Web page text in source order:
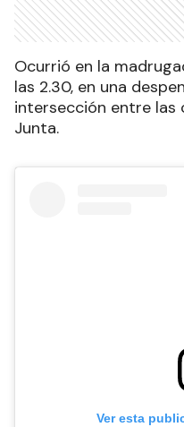
Ocurrió en la
las 2.30, en una
intersección entre las
Junta.
Ver esta